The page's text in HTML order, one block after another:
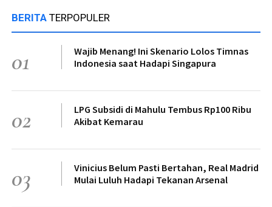
BERITA TERPOPULER
01
Wajib Menang! Ini Skenario Lolos Timnas
Indonesia saat Hadapi Singapura
02
LPG Subsidi di Mahulu Tembus Rp100 Ribu
Akibat Kemarau
03
Vinicius Belum Pasti Bertahan, Real Madrid
Mulai Luluh Hadapi Tekanan Arsenal